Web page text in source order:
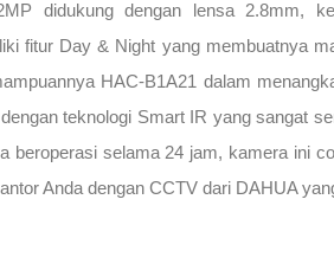
didukung dengan lensa 2.8mm,
fitur Day & Night yang membuatnya
HAC-B1A21 dalam
teknologi Smart IR yang sangat
selama 24 jam, kamera ini
Anda dengan CCTV dari DAHUA